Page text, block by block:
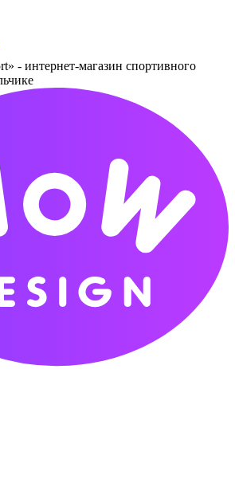
- интернет-магазин спортивного